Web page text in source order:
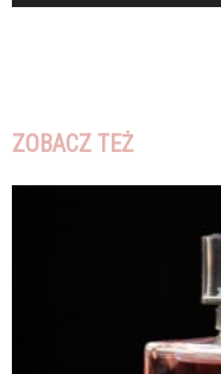
ZOBACZ TEŻ